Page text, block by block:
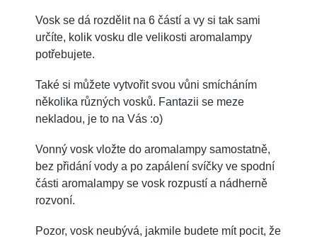
Vosk se dá rozdělit na 6 částí a vy si tak sami
určíte, kolik vosku dle velikosti aromalampy
potřebujete.
Také si můžete vytvořit svou vůni smícháním
několika různých vosků. Fantazii se meze
nekladou, je to na Vás :o)
Vonný vosk vložte do aromalampy samostatně,
bez přidání vody a po zapálení svíčky ve spodní
části aromalampy se vosk rozpustí a nádherně
rozvoní.
Pozor, vosk neubývá, jakmile budete mít pocit, že